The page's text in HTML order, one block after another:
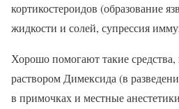
кортикостероидов (образование
жидкости и солей, супрессия
Хорошо помогают такие
раствором Димексида (в
в примочках и местные